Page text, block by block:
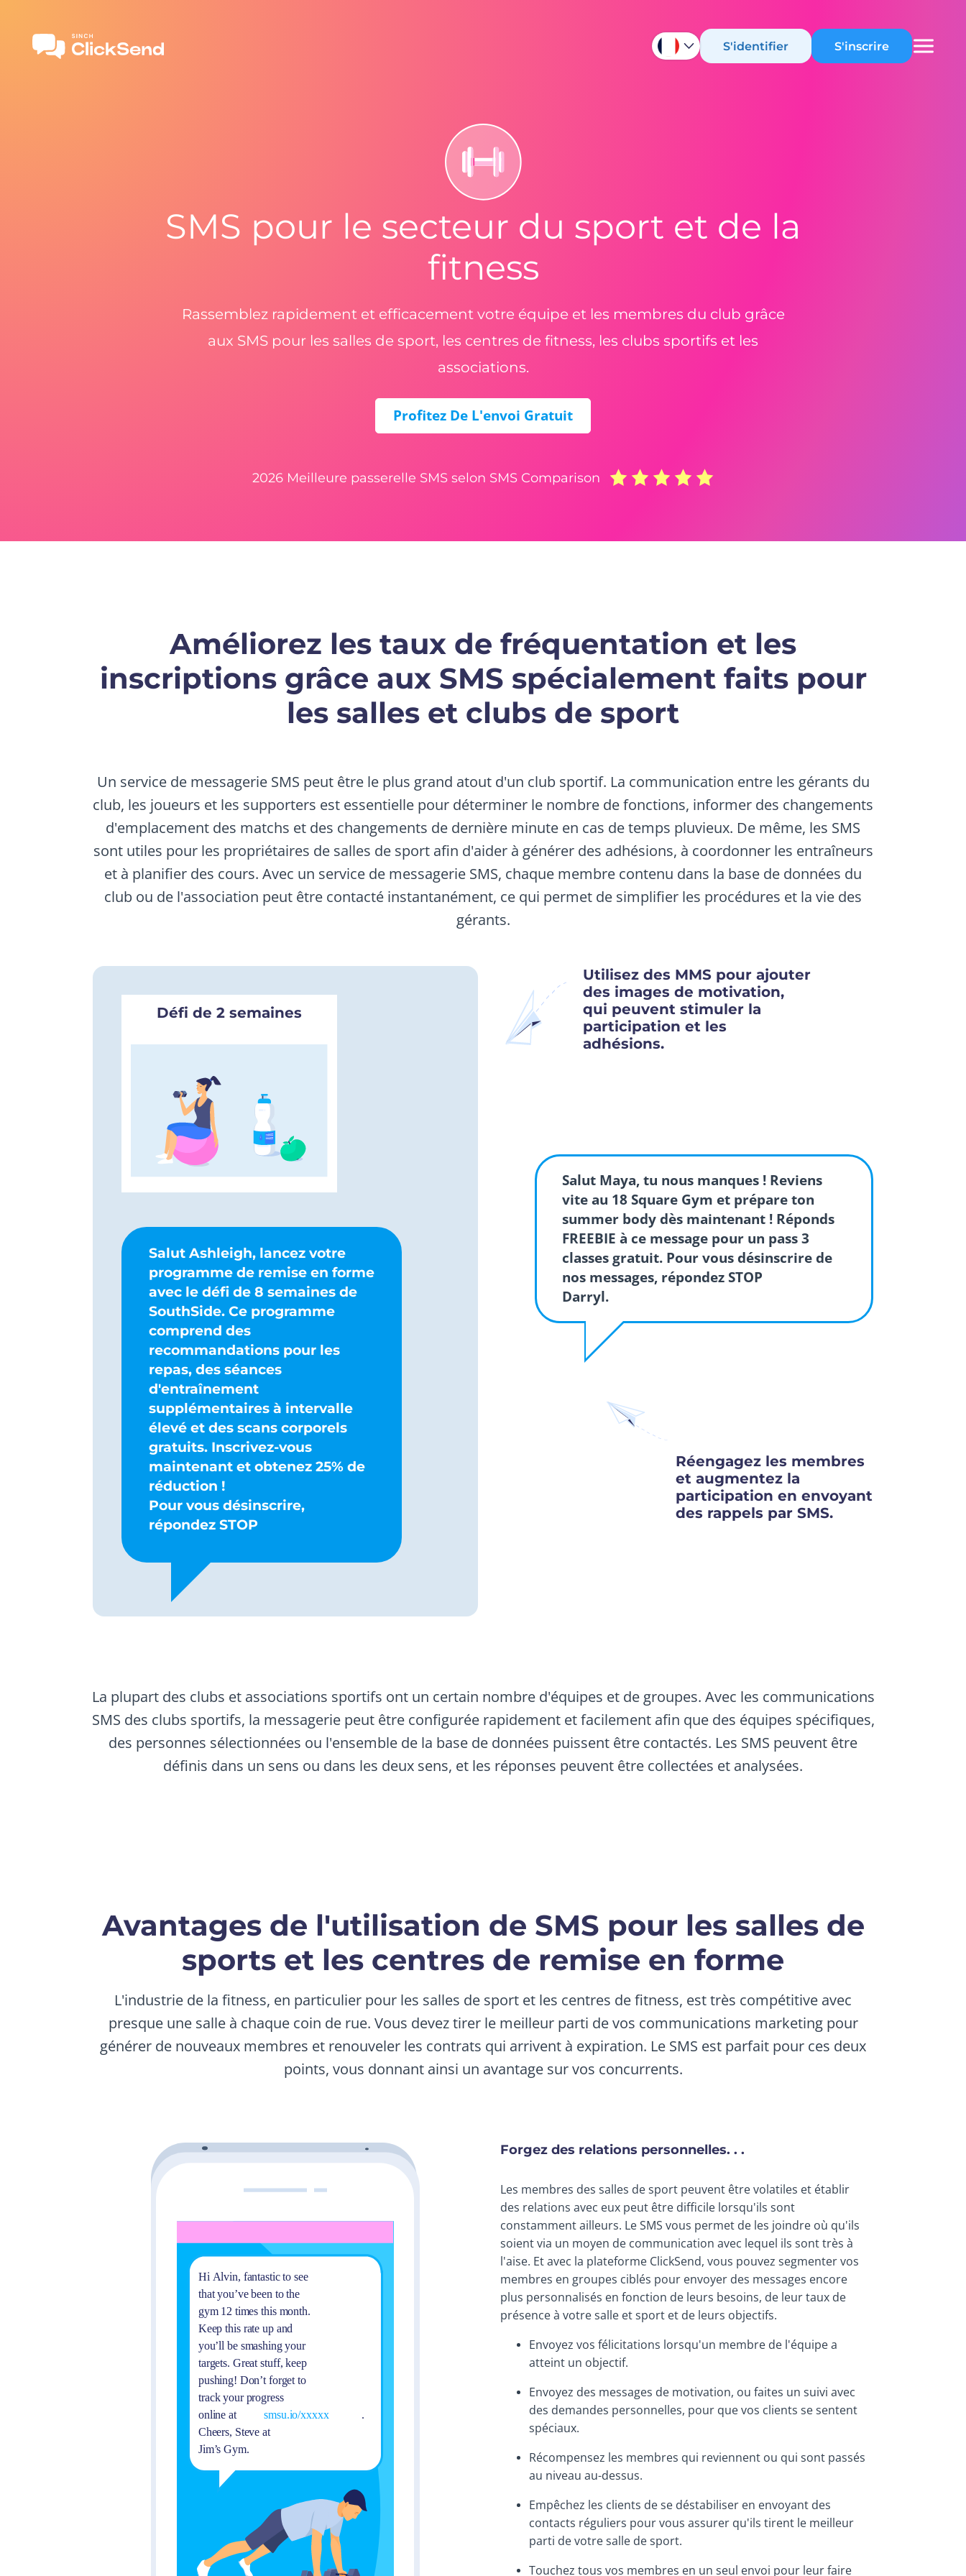
S'identifier S'inscrire
SMS pour le secteur du sport et de la
fitness
Rassemblez rapidement et efficacement votre équipe et les membres du club grâce
aux SMS pour les salles de sport, les centres de fitness, les clubs sportifs et les
associations.
Profitez De L'envoi Gratuit
2026 Meilleure passerelle SMS selon SMS Comparison
Améliorez les taux de fréquentation et les
inscriptions grâce aux SMS spécialement faits pour
les salles et clubs de sport
Un service de messagerie SMS peut être le plus grand atout d'un club sportif. La communication entre les gérants du
club, les joueurs et les supporters est essentielle pour déterminer le nombre de fonctions, informer des changements
d'emplacement des matchs et des changements de dernière minute en cas de temps pluvieux. De même, les SMS
sont utiles pour les propriétaires de salles de sport afin d'aider à générer des adhésions, à coordonner les entraîneurs
et à planifier des cours. Avec un service de messagerie SMS, chaque membre contenu dans la base de données du
club ou de l'association peut être contacté instantanément, ce qui permet de simplifier les procédures et la vie des
gérants.
Défi de 2 semaines
Salut Ashleigh, lancez votre
programme de remise en forme
avec le défi de 8 semaines de
SouthSide. Ce programme
comprend des
recommandations pour les
repas, des séances
d'entraînement
supplémentaires à intervalle
élevé et des scans corporels
gratuits. Inscrivez-vous
maintenant et obtenez 25% de
réduction !
Pour vous désinscrire,
répondez STOP
Utilisez des MMS pour ajouter
des images de motivation,
qui peuvent stimuler la
participation et les
adhésions.
Salut Maya, tu nous manques ! Reviens
vite au 18 Square Gym et prépare ton
summer body dès maintenant ! Réponds
FREEBIE à ce message pour un pass 3
classes gratuit. Pour vous désinscrire de
nos messages, répondez STOP
Darryl.
Réengagez les membres
et augmentez la
participation en envoyant
des rappels par SMS.
La plupart des clubs et associations sportifs ont un certain nombre d'équipes et de groupes. Avec les communications
SMS des clubs sportifs, la messagerie peut être configurée rapidement et facilement afin que des équipes spécifiques,
des personnes sélectionnées ou l'ensemble de la base de données puissent être contactés. Les SMS peuvent être
définis dans un sens ou dans les deux sens, et les réponses peuvent être collectées et analysées.
Avantages de l'utilisation de SMS pour les salles de
sports et les centres de remise en forme
L'industrie de la fitness, en particulier pour les salles de sport et les centres de fitness, est très compétitive avec
presque une salle à chaque coin de rue. Vous devez tirer le meilleur parti de vos communications marketing pour
générer de nouveaux membres et renouveler les contrats qui arrivent à expiration. Le SMS est parfait pour ces deux
points, vous donnant ainsi un avantage sur vos concurrents.
Forgez des relations personnelles. . .
Les membres des salles de sport peuvent être volatiles et établir
des relations avec eux peut être difficile lorsqu'ils sont
constamment ailleurs. Le SMS vous permet de les joindre où qu'ils
soient via un moyen de communication avec lequel ils sont très à
l'aise. Et avec la plateforme ClickSend, vous pouvez segmenter vos
membres en groupes ciblés pour envoyer des messages encore
plus personnalisés en fonction de leurs besoins, de leur taux de
présence à votre salle et sport et de leurs objectifs.
Envoyez vos félicitations lorsqu'un membre de l'équipe a
atteint un objectif.
Envoyez des messages de motivation, ou faites un suivi avec
des demandes personnelles, pour que vos clients se sentent
spéciaux.
Récompensez les membres qui reviennent ou qui sont passés
au niveau au-dessus.
Empêchez les clients de se déstabiliser en envoyant des
contacts réguliers pour vous assurer qu'ils tirent le meilleur
parti de votre salle de sport.
Touchez tous vos membres en un seul envoi pour leur faire